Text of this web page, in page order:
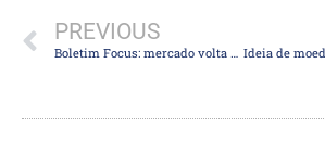
PREVIOUS